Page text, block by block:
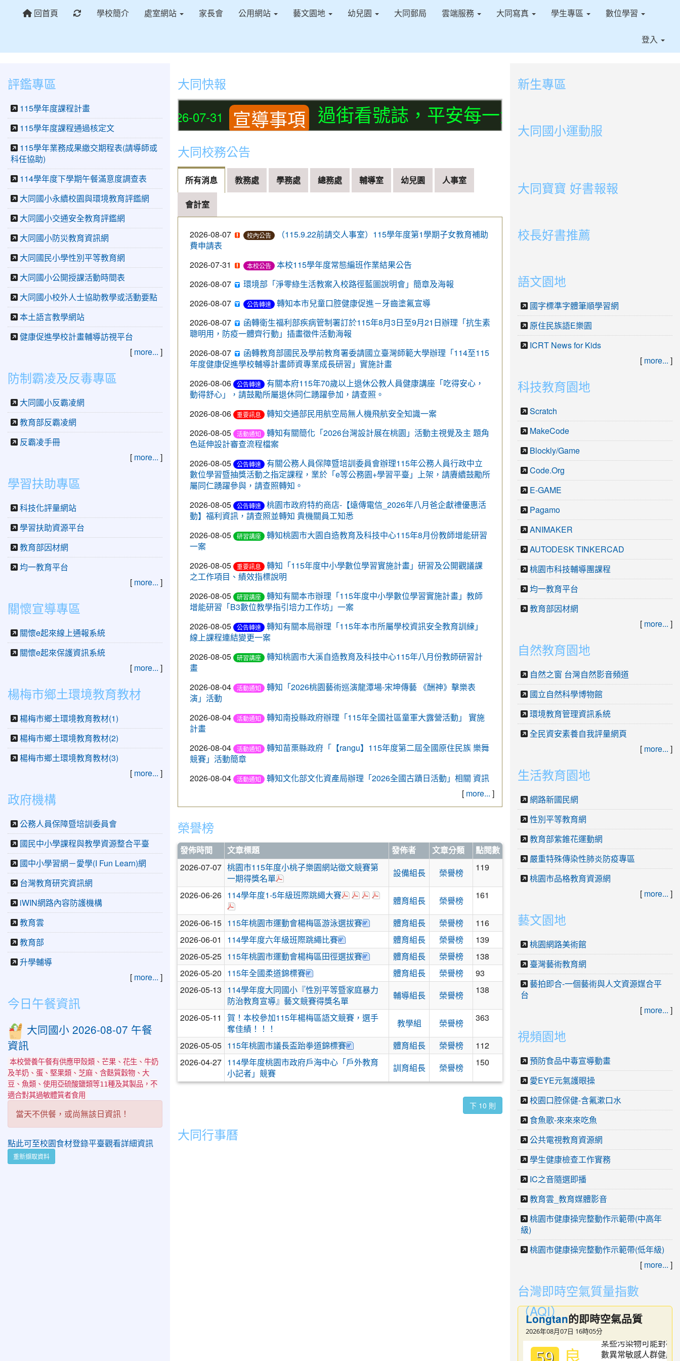
回首頁 重新取得佈景設定
學校簡介 處室網站 家長會 公用網站 藝文園地 幼兒園 大同郵局 雲端服務 大同寫真 學生專區 數位學習
登入
大同快報
2026-07-31 宣導事項 過街看號誌，平安每一步。交通部及桃園市政府
大同校務公告
所有消息 教務處 學務處 總務處 輔導室 幼兒園 人事室
會計室
2026-08-07 校內公告
（115.9.22前請交人事室）115學年度第1學期子女教育補助
費申請表
2026-07-31
本校公告
本校115學年度常態編班作業結果公告
2026-08-07
環境部「淨零綠生活教案入校路徑藍圖說明會」簡章及海報
2026-08-07
公告轉達
轉知本市兒童口腔健康促進－牙齒塗氟宣導
2026-08-07
函轉衛生福利部疾病管制署訂於115年8月3日至9月21日辦理「抗生素
聰明用，防疫一體齊行動」插畫徵件活動海報
2026-08-07
函轉教育部國民及學前教育署委請國立臺灣師範大學辦理「114至115
年度健康促進學校輔導計畫師資專業成長研習」實施計畫
2026-08-06
公告轉達
有關本府115年70歲以上退休公教人員健康講座「吃得安心，
動得舒心」，請鼓勵所屬退休同仁踴躍參加，請查照。
2026-08-06
重要訊息
轉知交通部民用航空局無人機飛航安全知識一案
2026-08-05
活動通知
轉知有關簡化「2026台灣設計展在桃園」活動主視覺及主 題角
色延伸設計審查流程檔案
2026-08-05
公告轉達
有關公務人員保障暨培訓委員會辦理115年公務人員行政中立
數位學習暨抽獎活動之指定課程，業於「e等公務園+學習平臺」上架，請賡續鼓勵所
屬同仁踴躍參與，請查照轉知。
2026-08-05
公告轉達
桃園市政府特約商店-【遠傳電信_2026年八月爸企獻禮優惠活
動】福利資訊，請查照並轉知 貴機關員工知悉
2026-08-05
研習講座
轉知桃園市大園自造教育及科技中心115年8月份教師增能研習
一案
2026-08-05
重要訊息
轉知「115年度中小學數位學習實施計畫」研習及公開觀議課
之工作項目、績效指標說明
2026-08-05
研習講座
轉知有關本市辦理「115年度中小學數位學習實施計畫」教師
增能研習「B3數位教學指引培力工作坊」一案
2026-08-05
公告轉達
轉知有關本局辦理「115年本市所屬學校資訊安全教育訓練」
線上課程連結變更一案
2026-08-05
研習講座
轉知桃園市大溪自造教育及科技中心115年八月份教師研習計
畫
2026-08-04
活動通知
轉知「2026桃園藝術巡演龍潭場-宋坤傳藝 《酬神》擊樂表
演」活動
2026-08-04
活動通知
轉知南投縣政府辦理「115年全國社區童軍大露營活動」 實施
計畫
2026-08-04
活動通知
轉知苗栗縣政府「【rangu】115年度第二屆全國原住民族 樂舞
競賽」活動簡章
2026-08-04
活動通知
轉知文化部文化資產局辦理「2026全國古蹟日活動」相關 資訊
[ more... ]
榮譽榜
發佈時間 文章標題 發佈者 文章分類 點閱數
2026-07-07 桃園市115年度小桃子樂園網站徵文競賽第
一期得獎名單
於彈跳視窗觀看：桃園市115年度小桃子徵文第1期得獎名單.pdf
設備組長 榮譽榜 119
2026-06-26 114學年度1-5年級班際跳繩大賽 於彈跳視窗觀看：1年級班際跳繩大賽成績紀錄總表.114.pdf
於彈跳視窗觀看：2年級班際跳繩大賽成績紀錄總表.114.pdf
於彈跳視窗觀看：3年級班際跳繩大賽成績紀錄總表.114.pdf
於彈跳視窗觀看：4年級班際跳繩大賽成績紀錄總表.114.pdf
於彈跳視窗觀看：5年級班際跳繩大賽成績紀錄總表.114.pdf
體育組長 榮譽榜 161
2026-06-15 115年桃園市運動會楊梅區游泳選拔賽 下載：115年桃園市運楊梅區游泳選拔賽成績.docx
體育組長 榮譽榜
116
2026-06-01
114學年度六年級班際跳繩比賽 下載：6年級班際跳繩大賽成績紀錄總表.114.docx
體育組長 榮譽榜
139
2026-05-25 115年桃園市運動會楊梅區田徑選拔賽 下載：115年桃園市運楊梅區田徑選拔賽成績.docx
體育組長 榮譽榜
138
2026-05-20 115年全國柔道錦標賽 下載：115全國柔道成績.doc
體育組長 榮譽榜
93
2026-05-13 114學年度大同國小『性別平等暨家庭暴力
防治教育宣導』藝文競賽得獎名單
輔導組長 榮譽榜 138
2026-05-11
賀！本校參加115年楊梅區語文競賽，選手
奪佳績！！！
教學組 榮譽榜 363
2026-05-05 115年桃園市議長盃跆拳道錦標賽 下載：115桃園市議長盃跆拳道成績.doc
體育組長 榮譽榜
112
2026-04-27 114學年度桃園市政府戶海中心「戶外教育
小記者」競賽
訓育組長 榮譽榜 150
下 10 則
大同行事曆
評鑑專區
115學年度課程計畫
115學年度課程通過核定文
115學年業務成果繳交期程表(請導師或
科任協助)
114學年度下學期午餐滿意度調查表
大同國小永續校園與環境教育評鑑網
大同國小交通安全教育評鑑網
大同國小防災教育資訊網
大同國民小學性別平等教育網
大同國小公開授課活動時間表
大同國小校外人士協助教學或活動要點
本土語言教學網站
健康促進學校計畫輔導訪視平台
[ more... ]
防制霸凌及反毒專區
大同國小反霸凌網
教育部反霸凌網
反霸凌手冊
[ more... ]
學習扶助專區
科技化評量網站
學習扶助資源平台
教育部因材網
均一教育平台
[ more... ]
關懷宣導專區
關懷e起來線上通報系統
關懷e起來保護資訊系統
[ more... ]
楊梅市鄉土環境教育教材
楊梅市鄉土環境教育教材(1)
楊梅市鄉土環境教育教材(2)
楊梅市鄉土環境教育教材(3)
[ more... ]
政府機構
公務人員保障暨培訓委員會
國民中小學課程與教學資源整合平臺
國中小學習網－愛學(I Fun Learn)網
台灣教育研究資訊網
iWIN網路內容防護機構
教育雲
教育部
升學輔導
[ more... ]
今日午餐資訊
大同國小 2026-08-07 午餐
資訊
本校營養午餐有供應甲殼類、芒果、花生、牛奶
及羊奶、蛋、堅果類、芝麻、含麩質穀物、大
豆、魚類、使用亞硫酸鹽類等11種及其製品，不
適合對其過敏體質者食用
當天不供餐，或尚無該日資訊！
點此可至校園食材登錄平臺觀看詳細資訊
重新擷取資料
新生專區
大同國小運動服
大同寶寶 好書報報
校長好書推薦
語文園地
國字標準字體筆順學習網
原住民族語E樂園
ICRT News for Kids
[ more... ]
科技教育園地
Scratch
MakeCode
Blockly/Game
Code.Org
E-GAME
Pagamo
ANIMAKER
AUTODESK TINKERCAD
桃園市科技輔導團課程
均一教育平台
教育部因材網
[ more... ]
自然教育園地
自然之窗 台灣自然影音頻道
國立自然科學博物館
環境教育管理資訊系統
全民資安素養自我評量網頁
[ more... ]
生活教育園地
網路新國民網
性別平等教育網
教育部紫錐花運動網
嚴重特殊傳染性肺炎防疫專區
桃園市品格教育資源網
[ more... ]
藝文園地
桃園網路美術館
臺灣藝術教育網
藝拍即合-一個藝術與人文資源媒合平
台
[ more... ]
視頻園地
預防食品中毒宣導動畫
愛EYE元氣護眼操
校園口腔保健-含氟漱口水
食魚歌-來來來吃魚
公共電視教育資源網
學生健康檢查工作實務
IC之音隨選即播
教育雲_教育媒體影音
桃園市健康操完整動作示範帶(中高年
級)
桃園市健康操完整動作示範帶(低年級)
[ more... ]
台灣即時空氣質量指數
（AQI）
Longtan的即時空氣品質
2026年08月07日 16時05分